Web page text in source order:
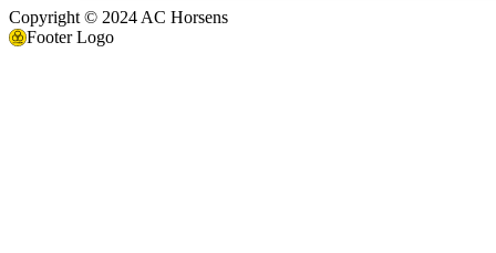
Copyright © 2024 AC Horsens
Footer Logo